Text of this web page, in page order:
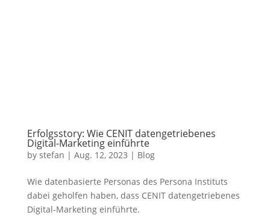
Erfolgsstory: Wie CENIT datengetriebenes
Digital-Marketing einführte
by stefan | Aug. 12, 2023 | Blog
Wie datenbasierte Personas des Persona Instituts
dabei geholfen haben, dass CENIT datengetriebenes
Digital-Marketing einführte.